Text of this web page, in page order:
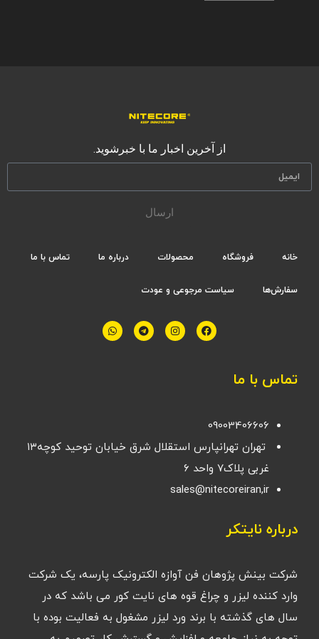
از آخرین اخبار ما با خبرشوید.
ارسال
خانه فروشگاه محصولات درباره ما تماس با ما
سفارش‌ها سیاست مرجوعی و عودت
تماس با ما
09003406606
تهران تهرانپارس استقلال شرق خیابان توحید کوچه۱۳
غربی پلاک۷ واحد ۶
sales@nitecoreiran,ir
درباره نایتکر
شرکت بینش پژوهان فن آوازه الکترونیک پارسه، یک شرکت
وارد کننده لیزر و چراغ قوه های نایت کور می باشد که در
سال های گذشته با برند ورد لیزر مشغول به فعالیت بوده با